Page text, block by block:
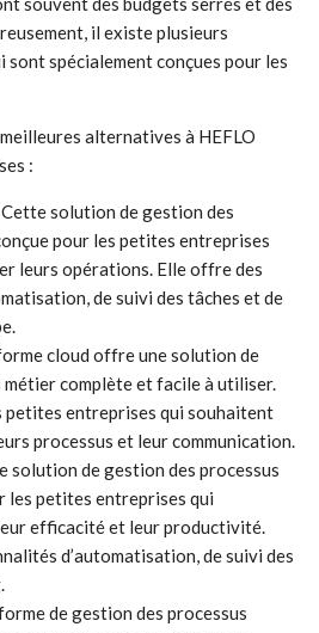
il existe plusieurs
sont spécialement conçues pour les
alternatives à HEFLO
:
Cette solution de gestion des
pour les petites entreprises
leurs opérations. Elle offre des
de suivi des tâches et de
cloud offre une solution de
complète et facile à utiliser.
petites entreprises qui souhaitent
processus et leur communication.
solution de gestion des processus
les petites entreprises qui
efficacité et leur productivité.
d’automatisation, de suivi des
de gestion des processus